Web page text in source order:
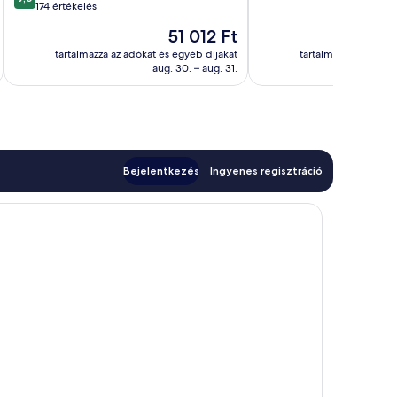
ennyiből:
174 értékelés
Az
51 012 Ft
51 012 Ft
tartalmazza az adókat és egyéb díjakat
aug. 30. – aug. 31.
tartalmazza az
Bejelentkezés Ingyenes regisztráció